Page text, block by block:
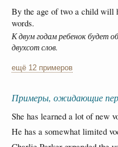
By the age of two a child will
words.
К двум годам ребенок будет
двухсот слов.
ещё 12 примеров
Примеры, ожидающие
She has learned a lot of new
He has a somewhat limited